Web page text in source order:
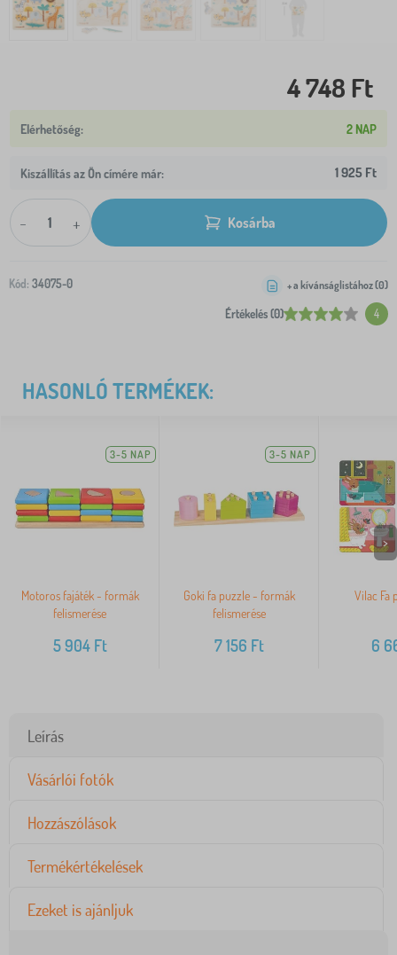
4 748 Ft
2 NAP
Kiszállítás az Ön címére már: 1 925 Ft
- + Kosárba
Kód: 34075-0
Értékelés (0) 4
+ a kívánságlistához (0)
HASONLÓ TERMÉKEK:
3-5 NAP
Motoros fajáték - formák
felismerése
5 904Ft
3-5 NAP
Goki fa puzzle - formák
felismerése
7 156 Ft
Vilac Fa
6
>
Leírás
Vásárlói fotók
Hozzászólások
Termékértékelések
Ezeket is ajánljuk